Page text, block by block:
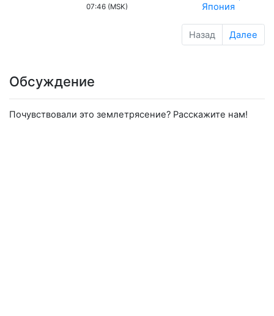
07:46 (MSK)
Япония
Назад Далее
Обсуждение
Почувствовали это землетрясение? Расскажите нам!